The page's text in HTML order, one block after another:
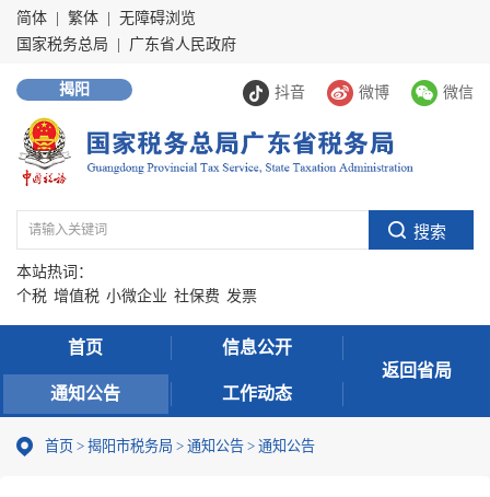
简体 繁体
无障碍浏览
国家税务总局
广东省人民政府
抖音 微博 微信
揭阳
本站热词：
个税 增值税 小微企业 社保费 发票
首页 信息公开
通知公告 工作动态
返回省局
首页 > 揭阳市税务局 > 通知公告 > 通知公告